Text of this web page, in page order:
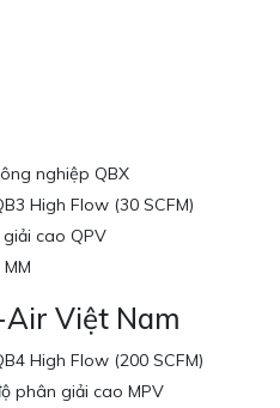
nghiệp QBX
High Flow (30 SCFM)
cao QPV
Việt Nam
High Flow (200 SCFM)
phân giải cao MPV